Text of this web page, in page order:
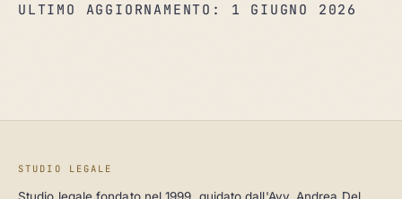
ULTIMO AGGIORNAMENTO: 1 GIUGNO 2026
STUDIO LEGALE